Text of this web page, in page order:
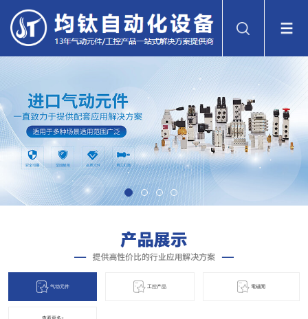
气动元件 工控产品 電磁閞